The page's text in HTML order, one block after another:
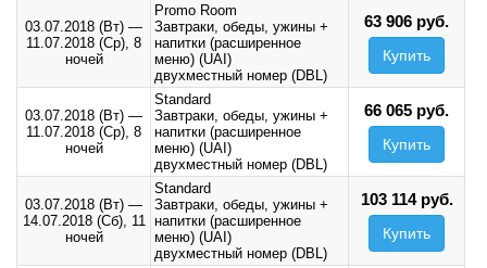
03.07.2018 (Вт) —
11.07.2018 (Ср), 8
ночей
Promo Room
Завтраки, обеды, ужины +
напитки (расширенное
меню) (UAI)
двухместный номер (DBL)
63 906 руб.
Купить
03.07.2018 (Вт) —
11.07.2018 (Ср), 8
ночей
Standard
Завтраки, обеды, ужины +
напитки (расширенное
меню) (UAI)
двухместный номер (DBL)
66 065 руб.
Купить
03.07.2018 (Вт) —
14.07.2018 (Сб), 11
ночей
Standard
Завтраки, обеды, ужины +
напитки (расширенное
меню) (UAI)
двухместный номер (DBL)
103 114 руб.
Купить